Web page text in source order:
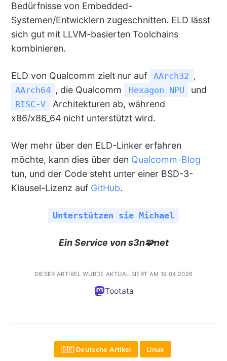
Bedürfnisse von Embedded-
Systemen/Entwicklern zugeschnitten. ELD lässt
sich gut mit LLVM-basierten Toolchains
kombinieren.
ELD von Qualcomm zielt nur auf AArch32 ,
AArch64 , die Qualcomm Hexagon NPU und
RISC-V
Architekturen ab, während
x86/x86_64 nicht unterstützt wird.
Wer mehr über den ELD-Linker erfahren
möchte, kann dies über den Qualcomm-Blog
tun, und der Code steht unter einer BSD-3-
Klausel-Lizenz auf GitHub.
Unterstützen sie Michael
Ein Service von s3n🧩net
DIESER ARTIKEL WURDE AKTUALISIERT AM 19.04.2026
Tootata
🇩🇪 Deutsche Artikel Linux